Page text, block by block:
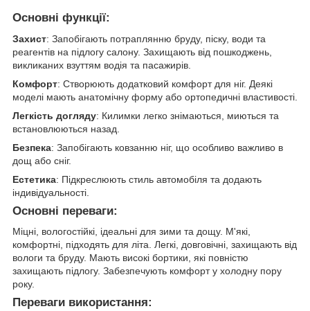
Основні функції:
Захист: Запобігають потраплянню бруду, піску, води та
реагентів на підлогу салону. Захищають від пошкоджень,
викликаних взуттям водія та пасажирів.
Комфорт: Створюють додатковий комфорт для ніг. Деякі
моделі мають анатомічну форму або ортопедичні властивості.
Легкість догляду: Килимки легко знімаються, миються та
встановлюються назад.
Безпека: Запобігають ковзанню ніг, що особливо важливо в
дощ або сніг.
Естетика: Підкреслюють стиль автомобіля та додають
індивідуальності.
Основні переваги:
Міцні, вологостійкі, ідеальні для зими та дощу. М'які,
комфортні, підходять для літа. Легкі, довговічні, захищають від
вологи та бруду. Мають високі бортики, які повністю
захищають підлогу. Забезпечують комфорт у холодну пору
року.
Переваги використання: